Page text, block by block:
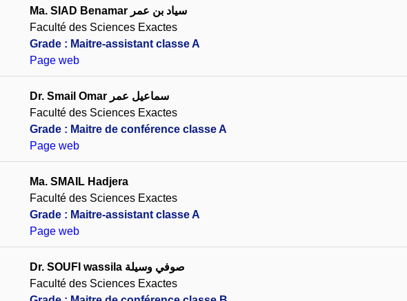
Ma. SIAD Benamar سياد بن عمر
Faculté des Sciences Exactes
Grade : Maitre-assistant classe A
Page web
Dr. Smail Omar سماعيل عمر
Faculté des Sciences Exactes
Grade : Maitre de conférence classe A
Page web
Ma. SMAIL Hadjera
Faculté des Sciences Exactes
Grade : Maitre-assistant classe A
Page web
Dr. SOUFI wassila صوفي وسيلة
Faculté des Sciences Exactes